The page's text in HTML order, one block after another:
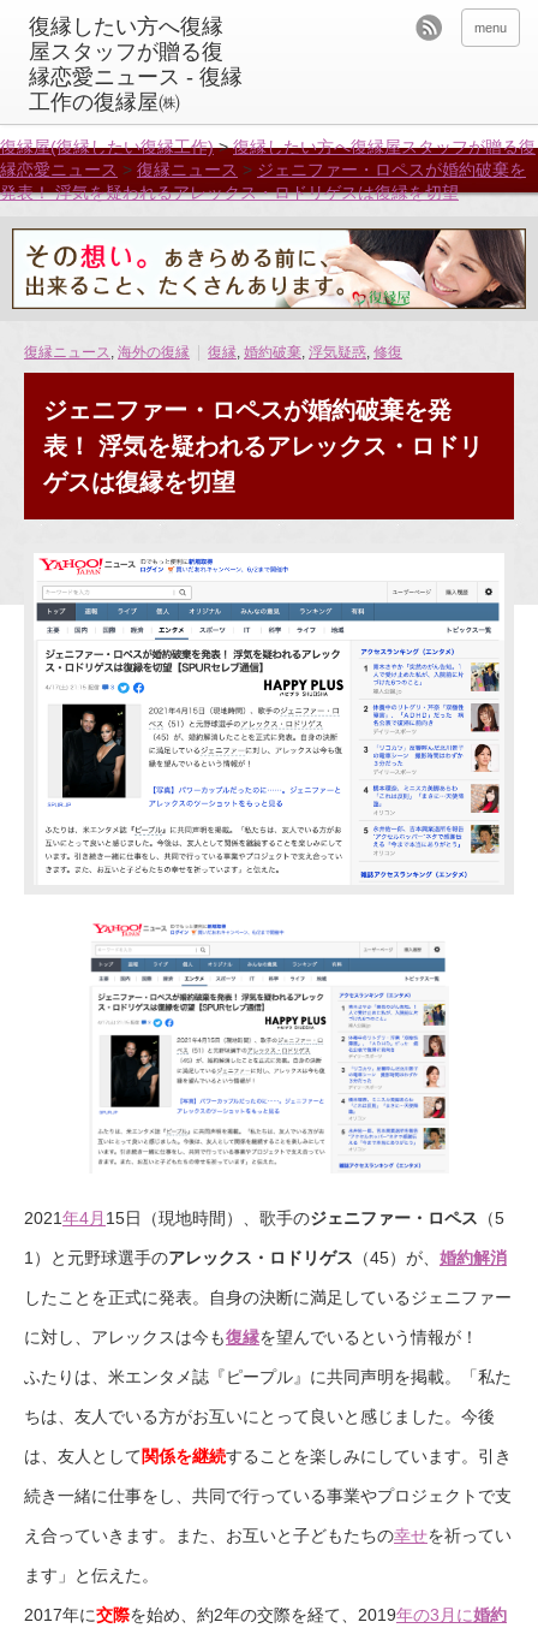
menu
復縁屋(復縁したい復縁工作)>復縁したい方へ復縁屋スタッフが贈る復
縁恋愛ニュース > 復縁ニュース > ジェニファー・ロペスが婚約破棄を
発表！ 浮気を疑われるアレックス・ロドリゲスは復縁を切望
復縁ニュース 海外の復縁 復縁 婚約破棄 浮気疑惑 修復
ジェニファー・ロペスが婚約破棄を発
表！ 浮気を疑われるアレックス・ロドリ
ゲスは復縁を切望
2021年4月 15日（現地時間）、歌手のジェニファー・ロペス （5
1）と元野球選手のアレックス・ロドリゲス （45）が、 婚約解消
したことを正式に発表。自身の決断に満足しているジェニファー
に対し、アレックスは今も復縁を望んでいるという情報が！
ふたりは、米エンタメ誌『ピープル』に共同声明を掲載。「私た
ちは、友人でいる方がお互いにとって良いと感じました。今後
は、友人として関係を継続することを楽しみにしています。引き
続き一緒に仕事をし、共同で行っている事業やプロジェクトで支
え合っていきます。また、お互いと子どもたちの幸せを祈ってい
ます」と伝えた。
2017年に交際を始め、約2年の交際を経て、2019年の3月に婚約